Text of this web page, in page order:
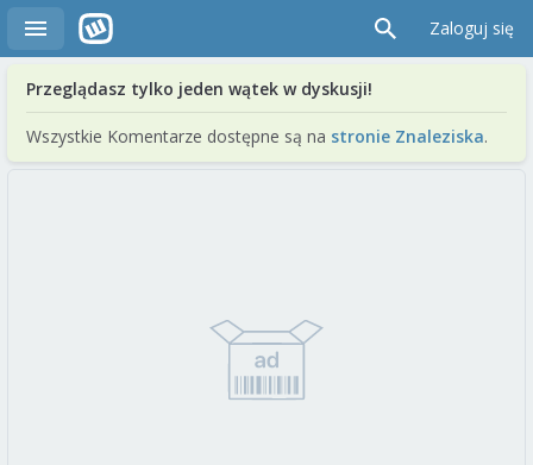
Zaloguj się
Przeglądasz tylko jeden wątek w dyskusji!
Wszystkie Komentarze dostępne są na stronie Znaleziska.